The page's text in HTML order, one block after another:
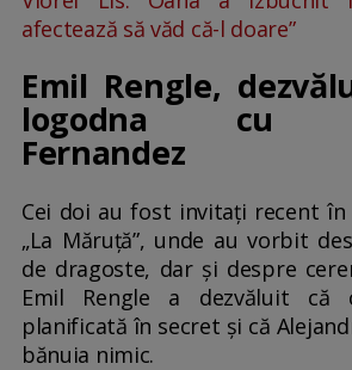
afectează să văd că-l doare”
Emil Rengle,
logodna cu
Fernandez
Cei doi au fost invitați recent în
„La Măruță”, unde au vorbit
de dragoste, dar și despre
Emil Rengle a dezvăluit că
planificată în secret și că
bănuia nimic.